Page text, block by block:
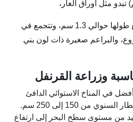
أما الأزهار فهي صغيرة يبلغ طولها حوالي 1.3 سم، وتتجمع في
والبراعم صغيرة ذات لون بني
وزراعة القرنفل
في المناخ الاستوائي الدافئ
من 150 إلى 250 سم.
من مستوى سطح البحر إلى ارتفاع